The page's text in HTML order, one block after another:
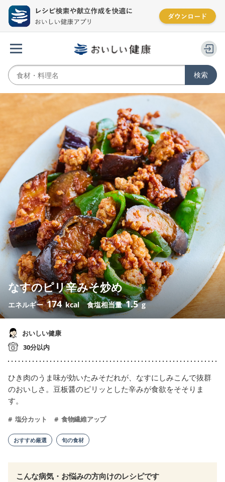
なすのピリ辛みそ炒め
エネルギー174 kcal 食塩相当量1.5 g
おいしい健康
30分以内
ひき肉のうま味が効いたみそだれが、なすにしみこんで抜群
のおいしさ。豆板醤のピリッとした辛みが食欲をそそりま
す。
塩分カット 食物繊維アップ
おすすめ厳選 旬の食材
こんな病気・お悩みの方向けのレシピです